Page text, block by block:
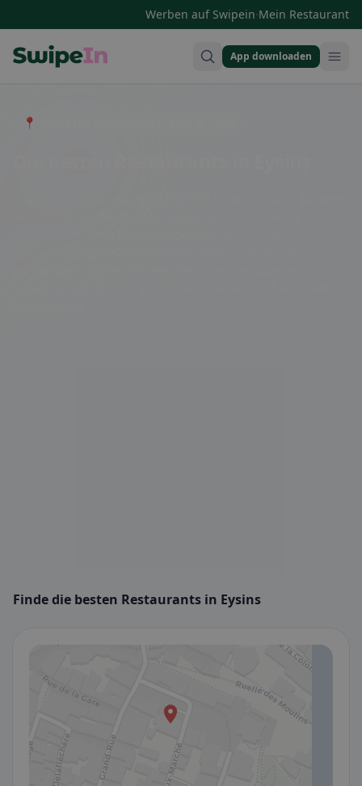
Werben auf Swipein·Mein Restaurant
App downloaden
📍 Entdecke Restaurants, Bars & Cafés
Finde die besten Restaurants in Eysins